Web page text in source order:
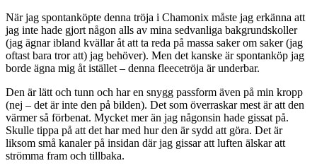
När jag spontanköpte denna tröja i Chamonix måste jag erkänna att
jag inte hade gjort någon alls av mina sedvanliga bakgrundskoller
(jag ägnar ibland kvällar åt att ta reda på massa saker om saker (jag
oftast bara tror att) jag behöver). Men det kanske är spontanköp jag
borde ägna mig åt istället – denna fleecetröja är underbar.
Den är lätt och tunn och har en snygg passform även på min kropp
(nej – det är inte den på bilden). Det som överraskar mest är att den
värmer så förbenat. Mycket mer än jag någonsin hade gissat på.
Skulle tippa på att det har med hur den är sydd att göra. Det är
liksom små kanaler på insidan där jag gissar att luften älskar att
strömma fram och tillbaka.